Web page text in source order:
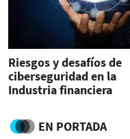
Riesgos y desafíos de
ciberseguridad en la
Industria financiera
EN PORTADA